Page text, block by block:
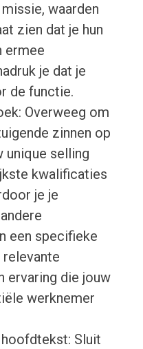
waarden
zien dat je hun
ermee
je dat je
de functie.
Overweeg om
zinnen op
unique selling
kwalificaties
je je
een specifieke
ervaring die jouw
werknemer
hoofdtekst: Sluit